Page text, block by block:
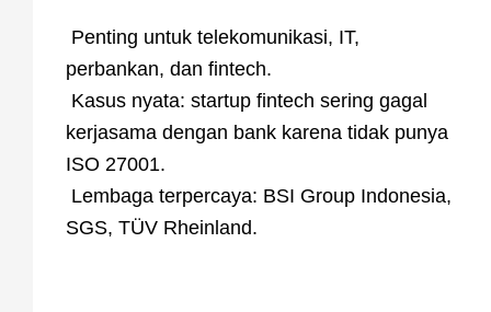
Penting untuk telekomunikasi, IT,
perbankan, dan fintech.
Kasus nyata: startup fintech sering gagal
kerjasama dengan bank karena tidak punya
ISO 27001.
Lembaga terpercaya: BSI Group Indonesia,
SGS, TÜV Rheinland.